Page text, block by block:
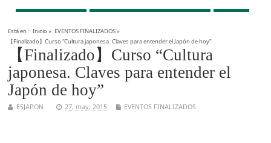
Está en : Inicio» EVENTOS FINALIZADOS»
【Finalizado】Curso “Cultura japonesa. Claves para entender el Japón de hoy”
【Finalizado】Curso “Cultura
japonesa. Claves para entender el
Japón de hoy”
ESJAPON 27, may, 2015 EVENTOS FINALIZADOS